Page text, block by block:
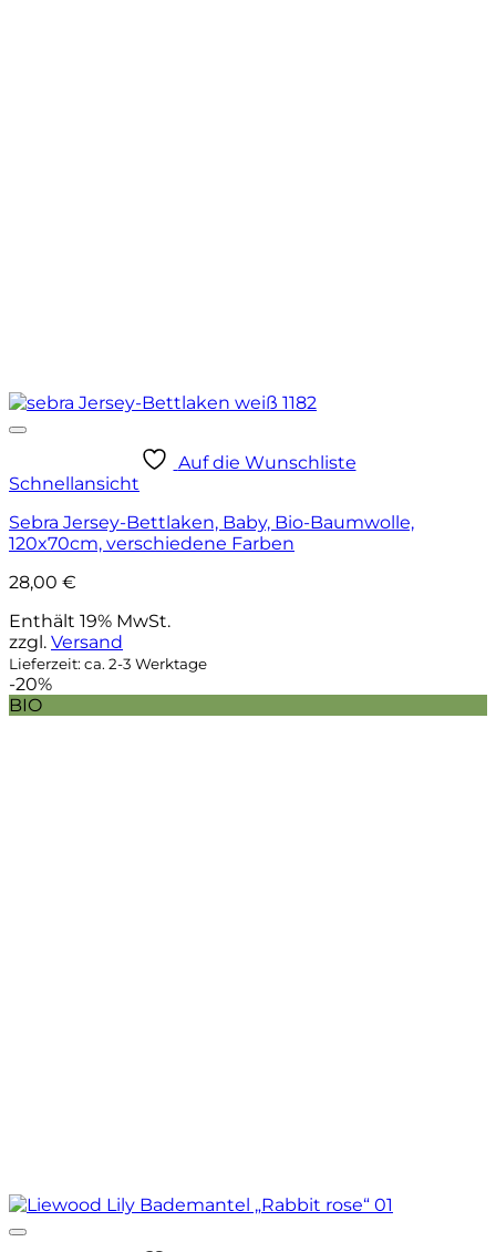
Auf die Wunschliste
Schnellansicht
Sebra Jersey-Bettlaken, Baby, Bio-Baumwolle,
120x70cm, verschiedene Farben
28,00 €
Enthält 19% MwSt.
zzgl. Versand
Lieferzeit: ca. 2-3 Werktage
-20%
BIO